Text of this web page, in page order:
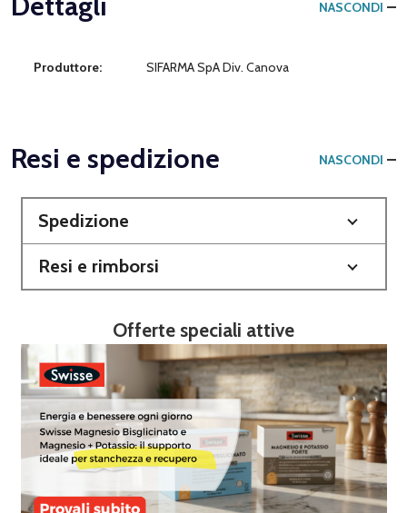
NASCONDI
Produttore: SIFARMA SpA Div. Canova
Resi e spedizione NASCONDI
Spedizione
Resi e rimborsi
Offerte speciali attive